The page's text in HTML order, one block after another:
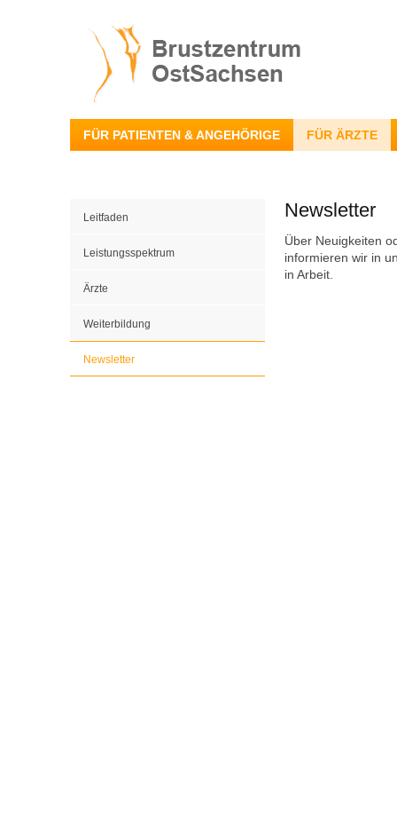
FÜR PATIENTEN & ANGEHÖRIGE FÜR ÄRZTE
Leitfaden
Leistungsspektrum
Ärzte
Weiterbildung
Newsletter
Newsletter
Über Neuigkeiten
informieren wir in
in Arbeit.